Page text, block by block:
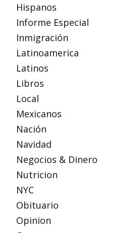
Hispanos
Informe Especial
Inmigración
Latinoamerica
Latinos
Libros
Local
Mexicanos
Nación
Navidad
Negocios & Dinero
Nutricion
NYC
Obituario
Opinion